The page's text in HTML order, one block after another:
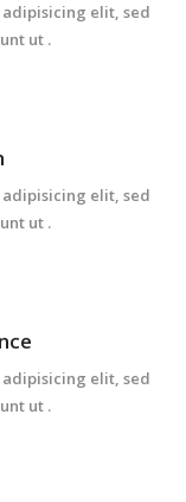
elit, sed
ut .
elit, sed
ut .
elit, sed
ut .